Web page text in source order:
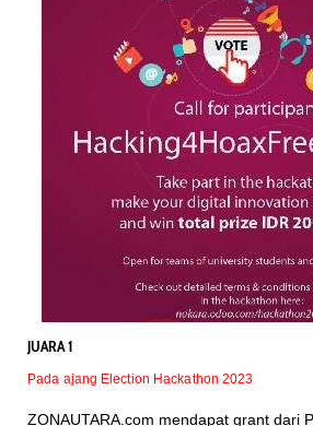
JUARA 1
Pada ajang Election Hackathon 2023
ZONAUTARA.com mendapat grant dari